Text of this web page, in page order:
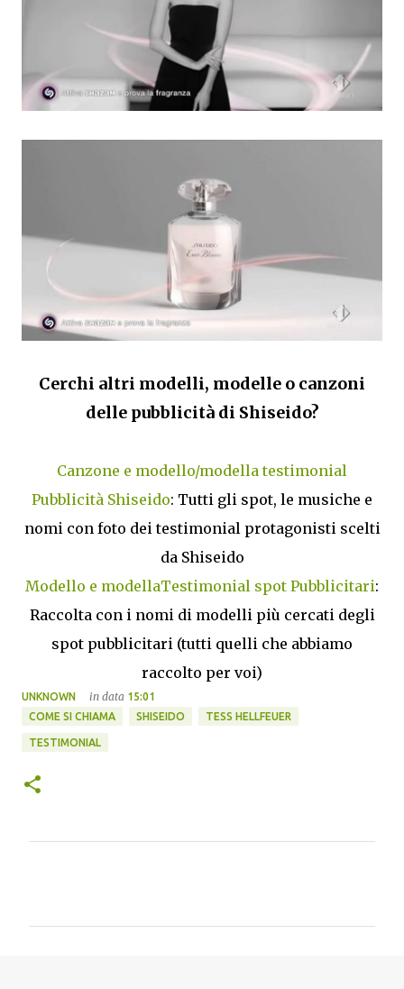
Cerchi altri modelli, modelle o canzoni
delle pubblicità di Shiseido?
Canzone e modello/modella testimonial
Pubblicità Shiseido: Tutti gli spot, le musiche e
nomi con foto dei testimonial protagonisti scelti
da Shiseido
Modello e modellaTestimonial spot Pubblicitari:
Raccolta con i nomi di modelli più cercati degli
spot pubblicitari (tutti quelli che abbiamo
raccolto per voi)
UNKNOWN in data 15:01
COME SI CHIAMA
SHISEIDO TESS HELLFEUER
TESTIMONIAL